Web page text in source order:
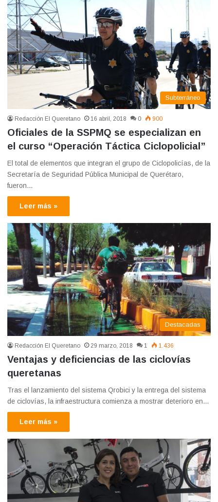
Subterráneo
Redacción El Queretano 16 abril, 2018 0 900
Oficiales de la SSPMQ se especializan en
el curso “Operación Táctica Ciclopolicial”
El total de elementos que integran el grupo de Ciclopolicías, de la
Secretaría de Seguridad Pública Municipal de Querétaro,
fueron…
Leer más »
Destacadas
Redacción El Queretano 29 marzo, 2018 1 1.436
Ventajas y deficiencias de las ciclovías
queretanas
Tras el lanzamiento del sistema Qrobici y la entrega del sistema
de ciclovías, la infraestructura comienza a mostrar deterioro en…
Leer más »